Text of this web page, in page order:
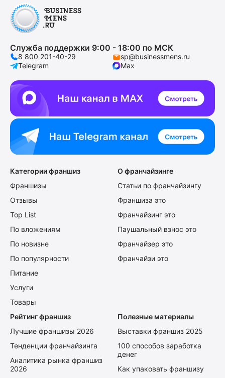
Служба поддержки 9:00 - 18:00 по МСК
8 800 201-40-29
sp@businessmens.ru
Telegram
Max
Категории франшиз
Франшизы
Отзывы
Top List
По вложениям
По новизне
По популярности
Питание
Услуги
Товары
О франчайзинге
Статьи по франчайзингу
Франшиза это
Франчайзинг это
Паушальный взнос это
Франчайзер это
Франчайзи это
Рейтинг франшиз
Лучшие франшизы 2026
Тенденции франчайзинга
Аналитика рынка франшиз
2026
Полезные материалы
Выставки франшиз 2025
100 способов заработка
денег
Как упаковать франшизу